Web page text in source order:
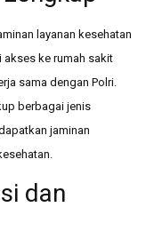
layanan kesehatan
akses ke rumah sakit
sama dengan Polri.
berbagai jenis
jaminan
dan